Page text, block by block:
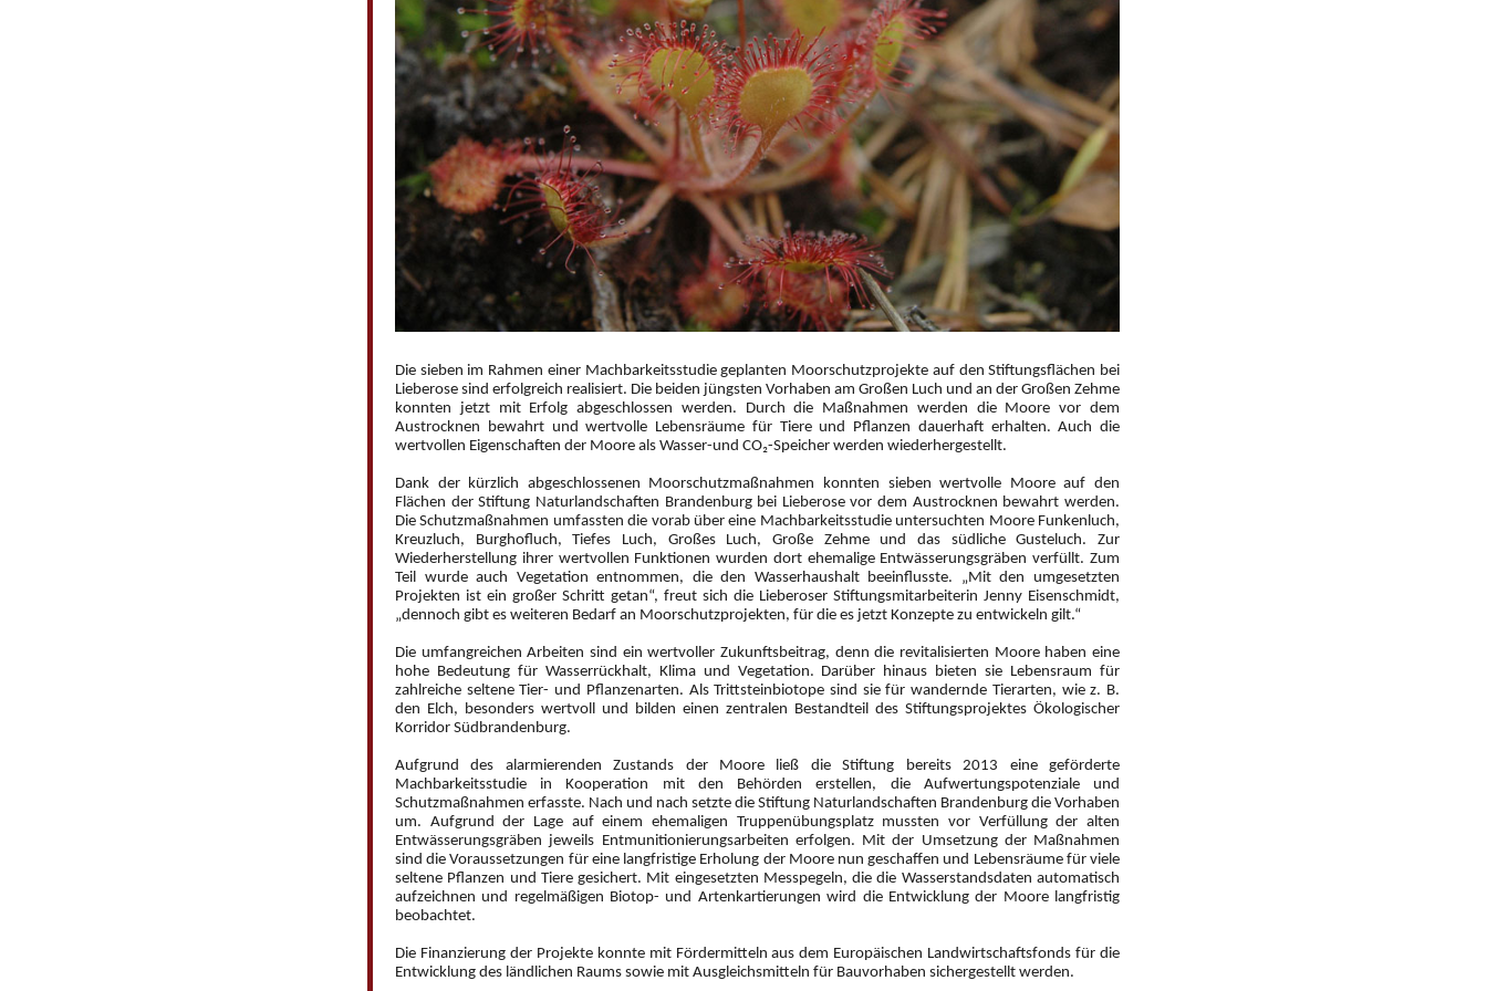
Die sieben im Rahmen einer Machbarkeitsstudie geplanten Moorschutzprojekte auf den Stiftungsflächen bei
Lieberose sind erfolgreich realisiert. Die beiden jüngsten Vorhaben am Großen Luch und an der Großen Zehme
konnten jetzt mit Erfolg abgeschlossen werden. Durch die Maßnahmen werden die Moore vor dem
Austrocknen bewahrt und wertvolle Lebensräume für Tiere und Pflanzen dauerhaft erhalten. Auch die
wertvollen Eigenschaften der Moore als Wasser-und CO₂-Speicher werden wiederhergestellt.
Dank der kürzlich abgeschlossenen Moorschutzmaßnahmen konnten sieben wertvolle Moore auf den
Flächen der Stiftung Naturlandschaften Brandenburg bei Lieberose vor dem Austrocknen bewahrt werden.
Die Schutzmaßnahmen umfassten die vorab über eine Machbarkeitsstudie untersuchten Moore Funkenluch,
Kreuzluch, Burghofluch, Tiefes Luch, Großes Luch, Große Zehme und das südliche Gusteluch. Zur
Wiederherstellung ihrer wertvollen Funktionen wurden dort ehemalige Entwässerungsgräben verfüllt. Zum
Teil wurde auch Vegetation entnommen, die den Wasserhaushalt beeinflusste. „Mit den umgesetzten
Projekten ist ein großer Schritt getan“, freut sich die Lieberoser Stiftungsmitarbeiterin Jenny Eisenschmidt,
„dennoch gibt es weiteren Bedarf an Moorschutzprojekten, für die es jetzt Konzepte zu entwickeln gilt.“
Die umfangreichen Arbeiten sind ein wertvoller Zukunftsbeitrag, denn die revitalisierten Moore haben eine
hohe Bedeutung für Wasserrückhalt, Klima und Vegetation. Darüber hinaus bieten sie Lebensraum für
zahlreiche seltene Tier- und Pflanzenarten. Als Trittsteinbiotope sind sie für wandernde Tierarten, wie z. B.
den Elch, besonders wertvoll und bilden einen zentralen Bestandteil des Stiftungsprojektes Ökologischer
Korridor Südbrandenburg.
Aufgrund des alarmierenden Zustands der Moore ließ die Stiftung bereits 2013 eine geförderte
Machbarkeitsstudie in Kooperation mit den Behörden erstellen, die Aufwertungspotenziale und
Schutzmaßnahmen erfasste. Nach und nach setzte die Stiftung Naturlandschaften Brandenburg die Vorhaben
um. Aufgrund der Lage auf einem ehemaligen Truppenübungsplatz mussten vor Verfüllung der alten
Entwässerungsgräben jeweils Entmunitionierungsarbeiten erfolgen. Mit der Umsetzung der Maßnahmen
sind die Voraussetzungen für eine langfristige Erholung der Moore nun geschaffen und Lebensräume für viele
seltene Pflanzen und Tiere gesichert. Mit eingesetzten Messpegeln, die die Wasserstandsdaten automatisch
aufzeichnen und regelmäßigen Biotop- und Artenkartierungen wird die Entwicklung der Moore langfristig
beobachtet.
Die Finanzierung der Projekte konnte mit Fördermitteln aus dem Europäischen Landwirtschaftsfonds für die
Entwicklung des ländlichen Raums sowie mit Ausgleichsmitteln für Bauvorhaben sichergestellt werden.
m
e
n
ü